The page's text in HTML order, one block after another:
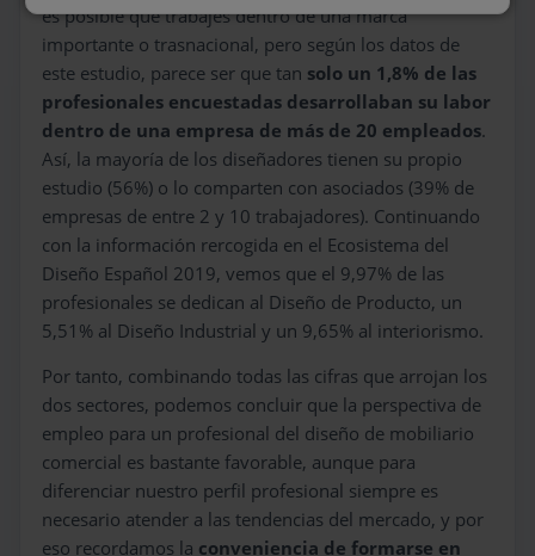
es posible que trabajes dentro de una marca
importante o trasnacional, pero según los datos de
este estudio, parece ser que tan solo un 1,8% de las
profesionales encuestadas desarrollaban su labor
dentro de una empresa de más de 20 empleados.
Así, la mayoría de los diseñadores tienen su propio
estudio (56%) o lo comparten con asociados (39% de
empresas de entre 2 y 10 trabajadores). Continuando
con la información rercogida en el Ecosistema del
Diseño Español 2019, vemos que el 9,97% de las
profesionales se dedican al Diseño de Producto, un
5,51% al Diseño Industrial y un 9,65% al interiorismo.
Por tanto, combinando todas las cifras que arrojan los
dos sectores, podemos concluir que la perspectiva de
empleo para un profesional del diseño de mobiliario
comercial es bastante favorable, aunque para
diferenciar nuestro perfil profesional siempre es
necesario atender a las tendencias del mercado, y por
eso recordamos la conveniencia de formarse en